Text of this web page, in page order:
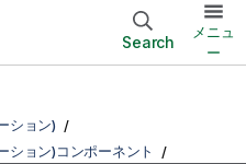
Search
メニュ
ー
ション)
ョン)コンポーネント